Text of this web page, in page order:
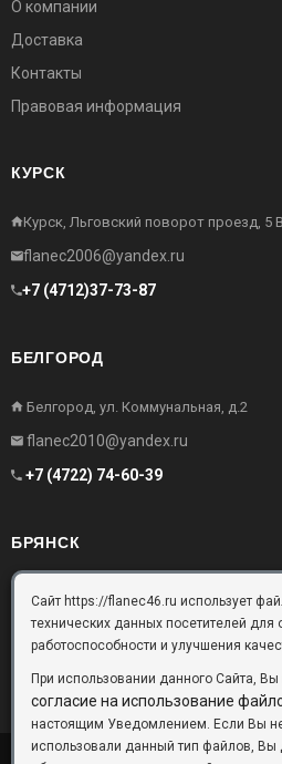
О компании
Доставка
Контакты
Правовая информация
КУРСК
Курск, Льговский поворот проезд, 5
flanec2006@yandex.ru
+7 (4712)37-73-87
БЕЛГОРОД
Белгород, ул. Коммунальная, д.2
flanec2010@yandex.ru
+7 (4722) 74-60-39
БРЯНСК
Брянск, Московский проезд, д.10,
flanec32@yandex.ru
Сайт https://flanec46.ru использует
технических данных посетителей для
работоспособности и улучшения
При использовании данного Сайта,
согласие на использование
настоящим Уведомлением. Если Вы
использовали данный тип файлов,